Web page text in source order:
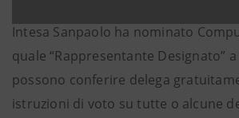
Intesa Sanpaolo ha nominato
quale “Rappresentante Designato”
possono conferire delega
istruzioni di voto su tutte o alcune